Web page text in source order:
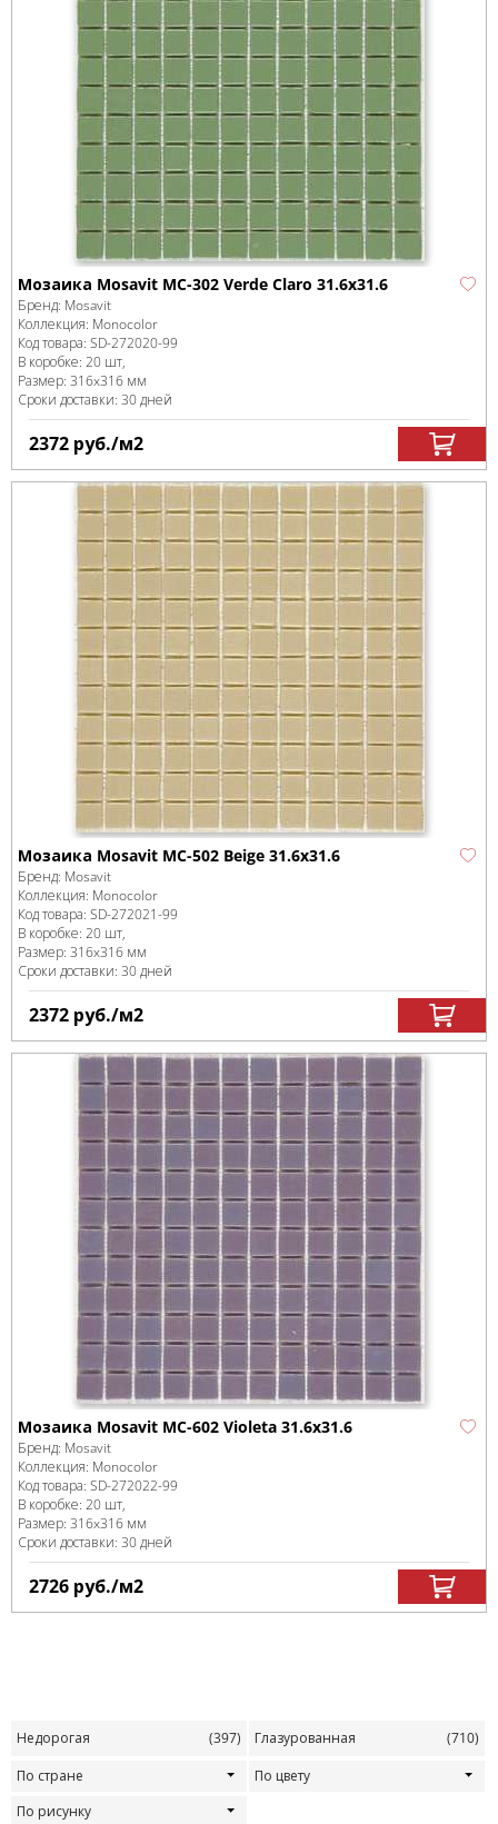
Мозаика Mosavit MC-302 Verde Claro 31.6x31.6
Бренд: Mosavit
Коллекция: Monocolor
Код товара: SD-272020-99
В коробке: 20 шт,
Размер: 316x316 мм
Сроки доставки: 30 дней
2372 руб./м2
Мозаика Mosavit MC-502 Beige 31.6x31.6
Бренд: Mosavit
Коллекция: Monocolor
Код товара: SD-272021-99
В коробке: 20 шт,
Размер: 316x316 мм
Сроки доставки: 30 дней
2372 руб./м2
Мозаика Mosavit MC-602 Violeta 31.6x31.6
Бренд: Mosavit
Коллекция: Monocolor
Код товара: SD-272022-99
В коробке: 20 шт,
Размер: 316x316 мм
Сроки доставки: 30 дней
2726 руб./м2
Недорогая (397) Глазурованная
(710)
По стране
По цвету
По рисунку